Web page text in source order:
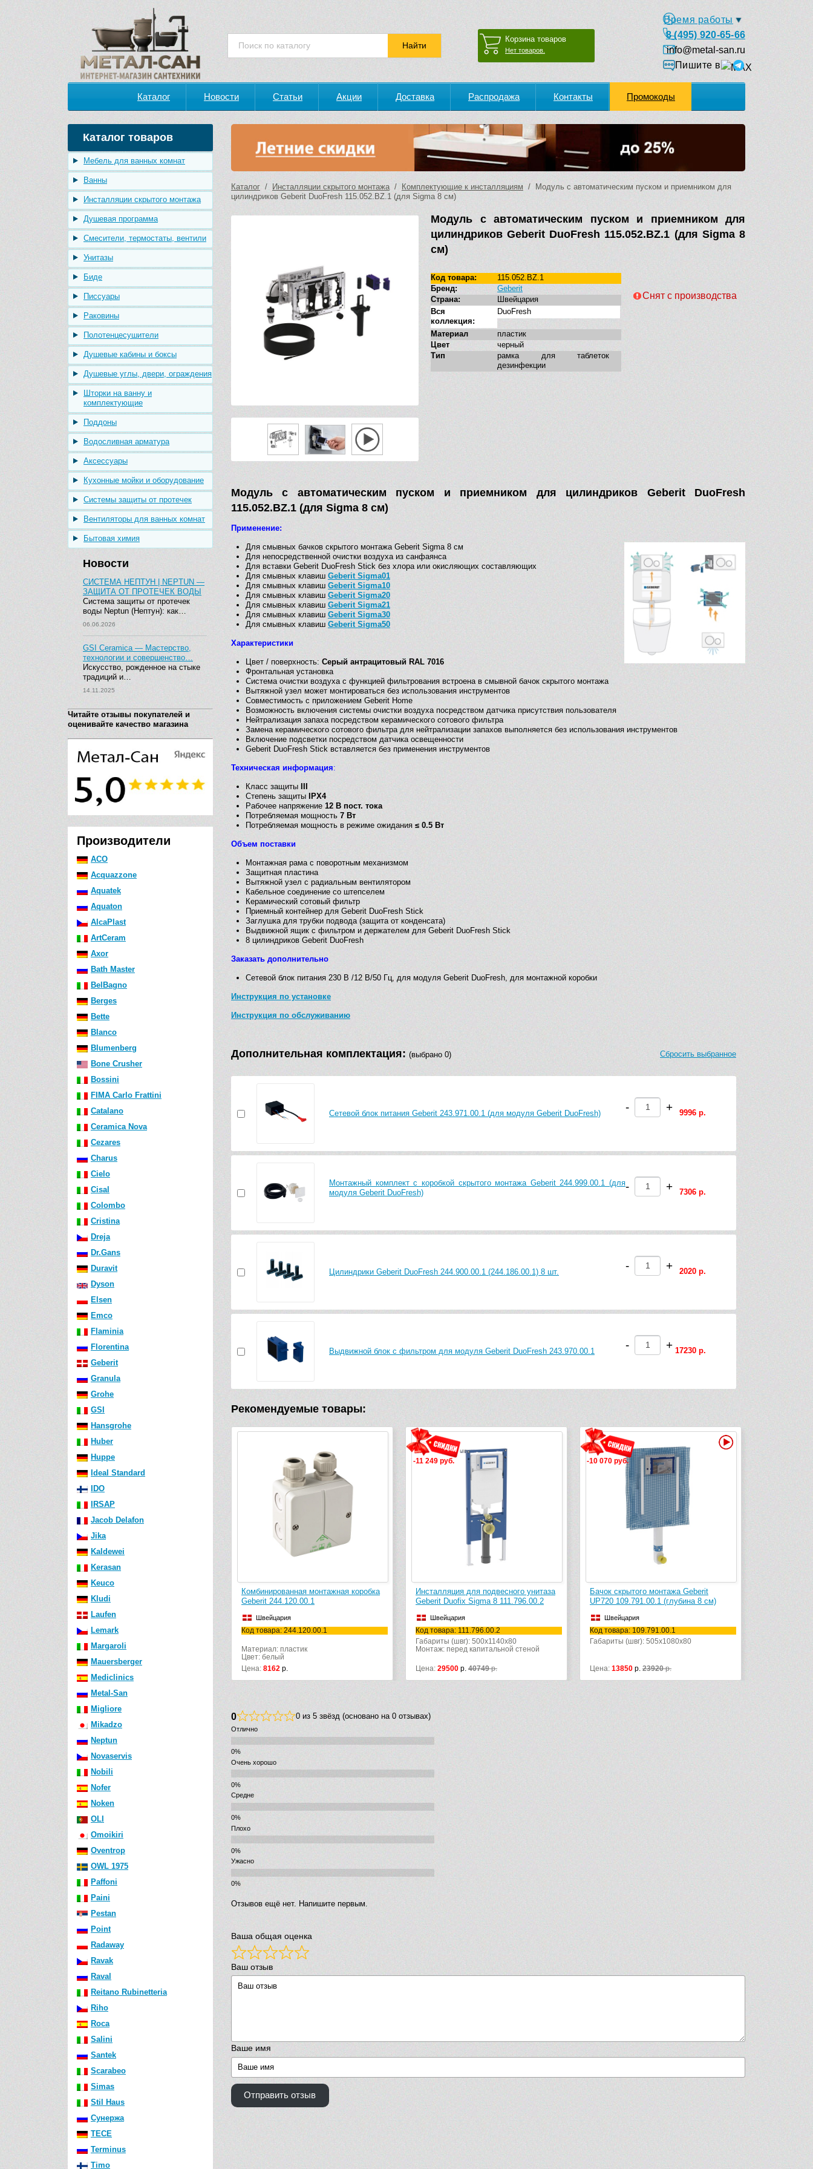
Корзина товаров
Нет товаров.
Время работы
8 (495) 920-65-66
info@metal-san.ru
Пишите в
Каталог Новости Статьи Акции Доставка Распродажа Контакты Промокоды
Каталог товаров
Мебель для ванных комнат
Ванны
Инсталляции скрытого монтажа
Душевая программа
Смесители, термостаты, вентили
Унитазы
Биде
Писсуары
Раковины
Полотенцесушители
Душевые кабины и боксы
Душевые углы, двери, ограждения
Шторки на ванну и
комплектующие
Поддоны
Водосливная арматура
Аксессуары
Кухонные мойки и оборудование
Системы защиты от протечек
Вентиляторы для ванных комнат
Бытовая химия
Новости
СИСТЕМА НЕПТУН | NEPTUN —
ЗАЩИТА ОТ ПРОТЕЧЕК ВОДЫ
Система защиты от протечек
воды Neptun (Нептун): как…
06.06.2026
GSI Ceramica — Мастерство,
технологии и совершенство…
Искусство, рожденное на стыке
традиций и…
14.11.2025
Читайте отзывы покупателей и
оценивайте качество магазина
Производители
ACO
Acquazzone
Aquatek
Aquaton
AlcaPlast
ArtCeram
Axor
Bath Master
BelBagno
Berges
Bette
Blanco
Blumenberg
Bone Crusher
Bossini
FIMA Carlo Frattini
Catalano
Ceramica Nova
Cezares
Charus
Cielo
Cisal
Colombo
Cristina
Dreja
Dr.Gans
Duravit
Dyson
Elsen
Emco
Flaminia
Florentina
Geberit
Granula
Grohe
GSI
Hansgrohe
Huber
Huppe
Ideal Standard
IDO
IRSAP
Jacob Delafon
Jika
Kaldewei
Kerasan
Keuco
Kludi
Laufen
Lemark
Margaroli
Mauersberger
Mediclinics
Metal-San
Migliore
Mikadzo
Neptun
Novaservis
Nobili
Nofer
Noken
OLI
Omoikiri
Oventrop
OWL 1975
Paffoni
Paini
Pestan
Point
Radaway
Ravak
Raval
Reitano Rubinetteria
Riho
Roca
Salini
Santek
Scarabeo
Simas
Stil Haus
Сунержа
TECE
Terminus
Timo
Каталог / Инсталляции скрытого монтажа/ Комплектующие к инсталляциям / Модуль с автоматическим пуском и приемником для
цилиндриков Geberit DuoFresh 115.052.BZ.1 (для Sigma 8 см)
Модуль с автоматическим пуском и приемником для
цилиндриков Geberit DuoFresh 115.052.BZ.1 (для Sigma 8
см)
Снят с производства
Код товара:
115.052.BZ.1
Бренд:
Geberit
Страна:
Швейцария
Вся
коллекция:
DuoFresh
Материал
пластик
Цвет
черный
Тип
рамка для таблеток
дезинфекции
Модуль с автоматическим пуском и приемником для цилиндриков Geberit DuoFresh
115.052.BZ.1 (для Sigma 8 см)
Применение:
Для смывных бачков скрытого монтажа Geberit Sigma 8 см
Для непосредственной очистки воздуха из санфаянса
Для вставки Geberit DuoFresh Stick без хлора или окисляющих составляющих
Для смывных клавиш Geberit Sigma01
Для смывных клавиш Geberit Sigma10
Для смывных клавиш Geberit Sigma20
Для смывных клавиш Geberit Sigma21
Для смывных клавиш Geberit Sigma30
Для смывных клавиш Geberit Sigma50
Характеристики
Цвет / поверхность: Серый антрацитовый RAL 7016
Фронтальная установка
Система очистки воздуха с функцией фильтрования встроена в смывной бачок скрытого монтажа
Вытяжной узел может монтироваться без использования инструментов
Совместимость с приложением Geberit Home
Возможность включения системы очистки воздуха посредством датчика присутствия пользователя
Нейтрализация запаха посредством керамического сотового фильтра
Замена керамического сотового фильтра для нейтрализации запахов выполняется без использования инструментов
Включение подсветки посредством датчика освещенности
Geberit DuoFresh Stick вставляется без применения инструментов
Техническая информация:
Класс защиты
Степень защиты
IPX4
Рабочее напряжение 12 В пост. тока
Потребляемая мощность 7 Вт
Потребляемая мощность в режиме ожидания ≤ 0.5 Вт
Объем поставки
Монтажная pама с поворотным механизмом
Защитная пластина
Вытяжной узел с радиальным вентилятором
Кабельное соединение со штепселем
Керамический сотовый фильтр
Приемный контейнер для Geberit DuoFresh Stick
Заглушка для трубки подвода (защита от конденсата)
Выдвижной ящик с фильтром и держателем для Geberit DuoFresh Stick
8 цилиндриков Geberit DuoFresh
Заказать дополнительно
Сетевой блок питания 230 В /12 В/50 Гц, для модуля Geberit DuoFresh, для монтажной коробки
Инструкция по установке
Инструкция по обслуживанию
Дополнительная комплектация: (выбрано 0) Сбросить выбранное
Сетевой блок питания Geberit 243.971.00.1 (для модуля Geberit DuoFresh) - + 9996 р.
Монтажный комплект с коробкой скрытого монтажа Geberit 244.999.00.1 (для
модуля Geberit DuoFresh)
- + 7306 р.
Цилиндрики Geberit DuoFresh 244.900.00.1 (244.186.00.1) 8 шт. - + 2020 р.
Выдвижной блок с фильтром для модуля Geberit DuoFresh 243.970.00.1 - + 17230 р.
Рекомендуемые товары:
Комбинированная монтажная коробка
Geberit 244.120.00.1
Швейцария
Код товара: 244.120.00.1
Материал: пластик
Цвет: белый
Цена: 8162 р.
-11 249 руб.
Инсталляция для подвесного унитаза
Geberit Duofix Sigma 8 111.796.00.2
Швейцария
Код товара: 111.796.00.2
Габариты (швг): 500x1140x80
Монтаж: перед капитальной стеной
Цена: 29500 р. 40749р.
-10 070 руб.
Бачок скрытого монтажа Geberit
UP720 109.791.00.1 (глубина 8 см)
Швейцария
Код товара: 109.791.00.1
Габариты (швг): 505x1080x80
Цена: 13850 р. 23920р.
0 0 из 5 звёзд (основано на 0 отзывах)
Отлично
Очень хорошо
Средне
Плохо
Ужасно
Отзывов ещё нет. Напишите первым.
Ваша общая оценка
Ваш отзыв
Ваше имя
Отправить отзыв